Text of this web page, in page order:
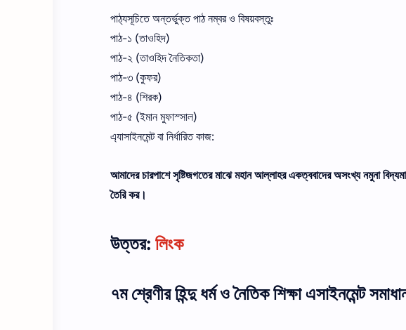
পাঠ্যসূচিতে অন্তর্ভুক্ত পাঠ নম্বর ও বিষয়বস্তুঃ
পাঠ-১ (তাওহিদ)
পাঠ-২ (তাওহিদ নৈতিকতা)
পাঠ-৩ (কুফর)
পাঠ-৪ (শিরক)
পাঠ-৫ (ইমান মুফাস্সাল)
এ্যাসাইনমেন্ট বা নির্ধারিত কাজ:
আমাদের চারপাশে সৃষ্টিজগতের মাঝে মহান আল্লাহর একত্ববাদের অসংখ্য নমুনা
তৈরি কর।
উত্তর: লিংক
৭ম শ্রেণীর হিন্দু ধর্ম ও নৈতিক শিক্ষা এসাইনমেন্ট